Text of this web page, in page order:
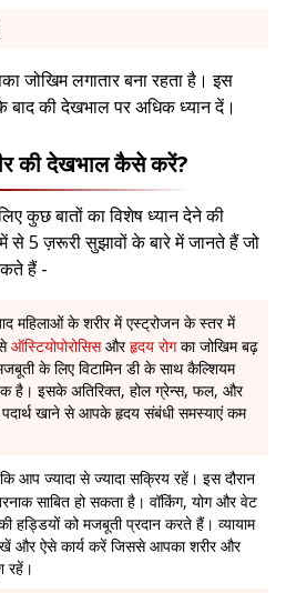
जोखिम लगातार बना रहता है। इस
बाद की देखभाल पर अधिक ध्यान दें।
की देखभाल कैसे करें?
कुछ बातों का विशेष ध्यान देने की
से 5 ज़रूरी सुझावों के बारे में जानते हैं जो
हैं -
महिलाओं के शरीर में एस्ट्रोजन के स्तर में
ऑस्टियोपोरोसिसऔरहृदय रोगका जोखिम बढ़
के लिए विटामिन डी के साथ कैल्शियम
है। इसके अतिरिक्त, होल ग्रेन्स, फल, और
खाने से आपके हृदय संबंधी समस्याएं कम
आप ज्यादा से ज्यादा सक्रिय रहें। इस दौरान
साबित हो सकता है। वॉकिंग, योग और वेट
हड्डियों को मजबूती प्रदान करते हैं। व्यायाम
और ऐसे कार्य करें जिससे आपका शरीर और
रहें।